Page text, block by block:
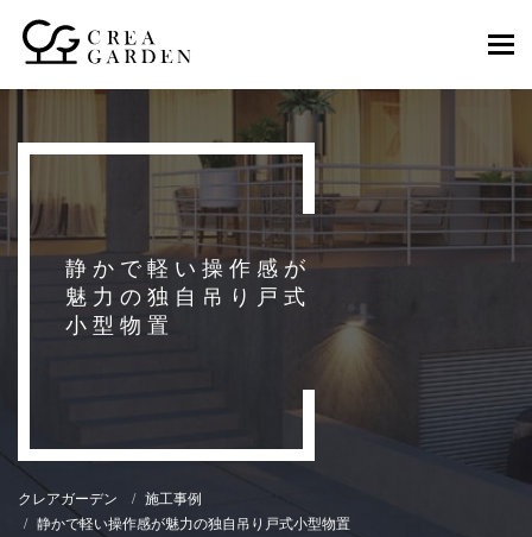
静かで軽い操作感が
魅力の独自吊り戸式
小型物置
クレアガーデン
施工事例
静かで軽い操作感が魅力の独自吊り戸式小型物置